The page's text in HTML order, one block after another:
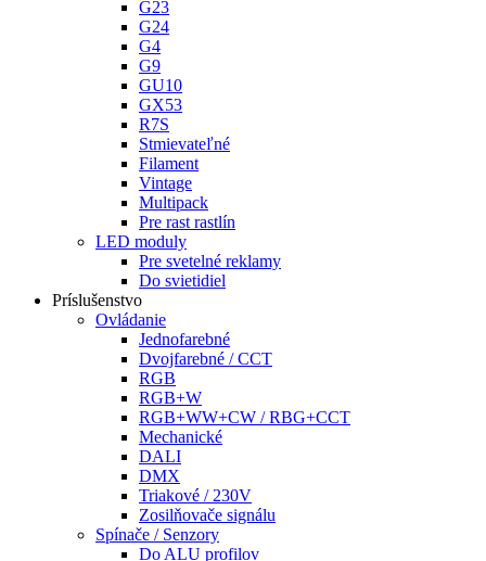
G23
G24
G4
G9
GU10
GX53
R7S
Stmievateľné
Filament
Vintage
Multipack
Pre rast rastlín
LED moduly
Pre svetelné reklamy
Do svietidiel
Príslušenstvo
Ovládanie
Jednofarebné
Dvojfarebné / CCT
RGB
RGB+W
RGB+WW+CW / RBG+CCT
Mechanické
DALI
DMX
Triakové / 230V
Zosilňovače signálu
Spínače / Senzory
Do ALU profilov